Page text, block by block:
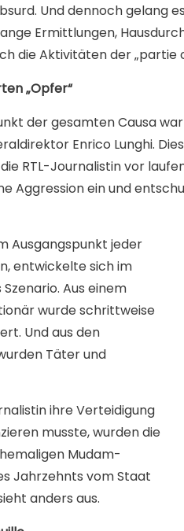
Und dennoch gelang
Ermittlungen,
die Aktivitäten der „partie
„Opfer“
der gesamten Causa
Enrico Lunghi.
RTL-Journalistin vor
Aggression ein und
Ausgangspunkt jeder
entwickelte sich im
Aus einem
wurde schrittweise
Und aus den
Täter und
ihre Verteidigung
musste, wurden die
Mudam-
Jahrzehnts vom Staat
anders aus.